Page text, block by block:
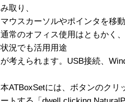
み取り、
マウスカーソルやポインタを移
通常のオフィス使用はともかく
状況でも活用用途
が考えられます。USB接続、
本ATBoxSetには、ボタンのク